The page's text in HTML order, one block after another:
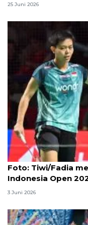
25 Juni 2026
Foto
Foto: Tiwi/Fadia
Indonesia Open
3 Juni 2026